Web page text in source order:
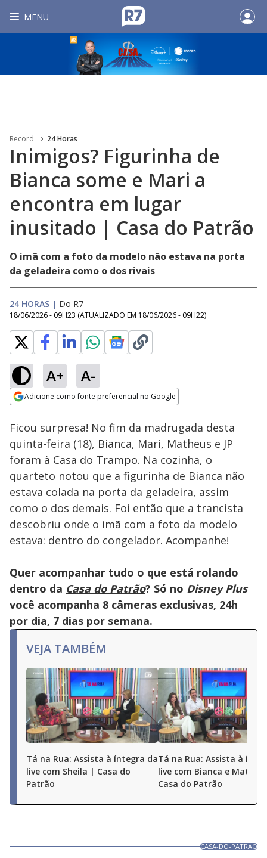
MENU
Record 24 Horas
Inimigos? Figurinha de
Bianca some e Mari a
encontra em lugar
inusitado | Casa do Patrão
O imã com a foto da modelo não estava na porta
da geladeira como o dos rivais
24 HORAS | Do R7
18/06/2026 - 09H23 (ATUALIZADO EM 18/06/2026 - 09H22)
A+ A-
Adicione como fonte preferencial no Google
Ativar
100.00%
Ficou surpresa! No fim da madrugada desta
quinta-feira (18), Bianca, Mari, Matheus e JP
foram à Casa do Trampo. Na cozinha, o
quarteto notou que a figurinha de Bianca não
estava colada na porta da geladeira, assim
como o dos demais. Foi então que a trancista
descobriu onde o imã com a foto da modelo
estava: dentro do congelador. Acompanhe!
Quer acompanhar tudo o que está rolando
dentro da Casa do Patrão? Só no Disney Plus
você acompanha 8 câmeras exclusivas, 24h
por dia, 7 dias por semana.
VEJA TAMBÉM
Tá na Rua: Assista à íntegra da
live com Sheila | Casa do
Patrão
Tá na Rua: Assista à
live com Bianca e
Casa do Patrão
CASA-DO-PATRAO